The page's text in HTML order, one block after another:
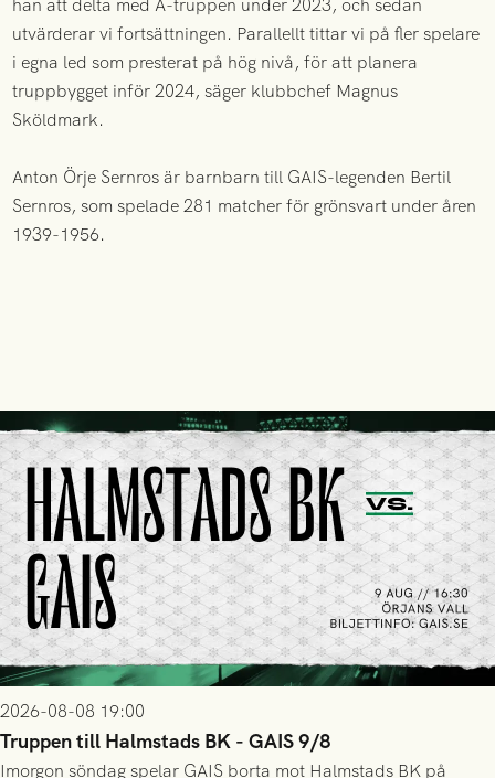
han att delta med A-truppen under 2023, och sedan
utvärderar vi fortsättningen. Parallellt tittar vi på fler spelare
i egna led som presterat på hög nivå, för att planera
truppbygget inför 2024, säger klubbchef Magnus
Sköldmark.
Anton Örje Sernros är barnbarn till GAIS-legenden Bertil
Sernros, som spelade 281 matcher för grönsvart under åren
1939-1956.
2026-08-08 19:00
Truppen till Halmstads BK - GAIS 9/8
Imorgon söndag spelar GAIS borta mot Halmstads BK på